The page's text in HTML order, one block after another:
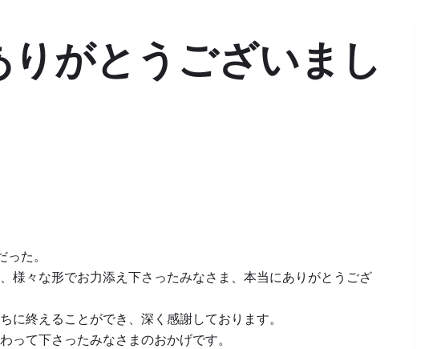
がとうございまし
た。
様々な形でお力添え下さったみなさま、本当にありがとうござ
に終えることができ、深く感謝しております。
って下さったみなさまのおかげです。